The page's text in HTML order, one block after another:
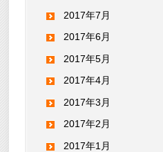
2017年7月
2017年6月
2017年5月
2017年4月
2017年3月
2017年2月
2017年1月